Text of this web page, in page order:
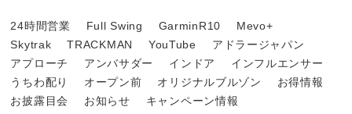
24時間営業 Full Swing GarminR10
Mevo+
Skytrak
TRACKMAN YouTube
アドラージャパン
アプローチ
アンバサダー インドア
インフルエンサー
うちわ配り
オープン前 オリジナルブルゾン
お得情報
お披露目会
お知らせ
キャンペーン情報